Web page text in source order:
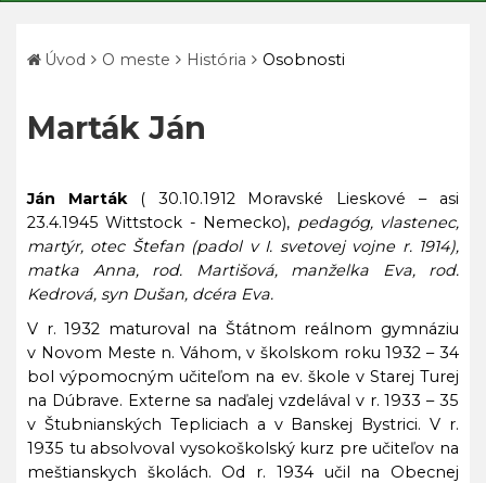
Úvod O meste História Osobnosti
Marták Ján
Ján Marták
( 30.10.1912 Moravské Lieskové – asi
23.4.1945 Wittstock - Nemecko), pedagóg, vlastenec,
martýr, otec Štefan (padol v I. svetovej vojne r. 1914),
matka Anna, rod. Martišová, manželka Eva, rod.
Kedrová, syn Dušan, dcéra Eva.
V r. 1932 maturoval na Štátnom reálnom gymnáziu
v Novom Meste n. Váhom, v školskom roku 1932 – 34
bol výpomocným učiteľom na ev. škole v Starej Turej
na Dúbrave. Externe sa naďalej vzdelával v r. 1933 – 35
v Štubnianských Tepliciach a v Banskej Bystrici. V r.
1935 tu absolvoval vysokoškolský kurz pre učiteľov na
meštianskych školách. Od r. 1934 učil na Obecnej